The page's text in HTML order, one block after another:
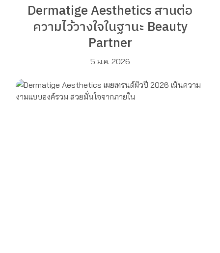
Dermatige Aesthetics สานต่อ
ความไว้วางใจในฐานะ Beauty
Partner
5 ม.ค. 2026